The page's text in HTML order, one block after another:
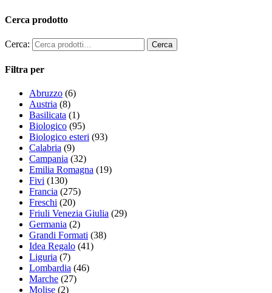
Cerca prodotto
Cerca:
Filtra per
Abruzzo (6)
Austria (8)
Basilicata (1)
Biologico (95)
Biologico esteri (93)
Calabria (9)
Campania (32)
Emilia Romagna (19)
Fivi (130)
Francia (275)
Freschi (20)
Friuli Venezia Giulia (29)
Germania (2)
Grandi Formati (38)
Idea Regalo (41)
Liguria (7)
Lombardia (46)
Marche (27)
Molise (2)